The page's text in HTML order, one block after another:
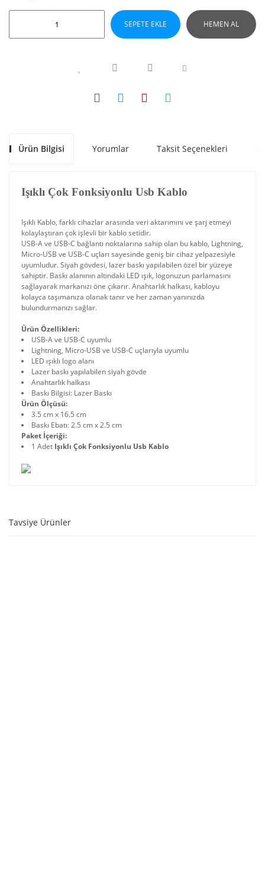
SEPETE EKLE HEMEN AL
Ürün Bilgisi Yorumlar Taksit Seçenekleri
Işıklı Çok Fonksiyonlu Usb Kablo
Işıklı Kablo, farklı cihazlar arasında veri aktarımını ve şarj etmeyi
kolaylaştıran çok işlevli bir kablo setidir.
USB-A ve USB-C bağlantı noktalarına sahip olan bu kablo, Lightning,
Micro-USB ve USB-C uçları sayesinde geniş bir cihaz yelpazesiyle
uyumludur. Siyah gövdesi, lazer baskı yapılabilen özel bir yüzeye
sahiptir. Baskı alanının altındaki LED ışık, logonuzun parlamasını
sağlayarak markanızı öne çıkarır. Anahtarlık halkası, kabloyu
kolayca taşımanıza olanak tanır ve her zaman yanınızda
bulundurmanızı sağlar.
Ürün Özellikleri:
USB-A ve USB-C uyumlu
Lightning, Micro-USB ve USB-C uçlarıyla uyumlu
LED ışıklı logo alanı
Lazer baskı yapılabilen siyah gövde
Anahtarlık halkası
Baskı Bilgisi: Lazer Baskı
Ürün Ölçüsü:
3.5 cm x 16.5 cm
Baskı Ebatı: 2.5 cm x 2.5 cm
Paket İçeriği:
1 Adet Işıklı Çok Fonksiyonlu Usb Kablo
Tavsiye Ürünler